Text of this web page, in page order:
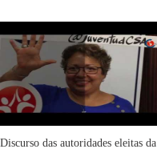
Discurso das autoridades eleitas da